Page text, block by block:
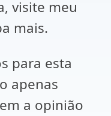
visite meu
mais.
para esta
apenas
a opinião